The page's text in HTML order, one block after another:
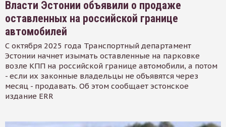
Власти Эстонии объявили о продаже
оставленных на российской границе
автомобилей
С октября 2025 года Транспортный департамент
Эстонии начнет изымать оставленные на парковке
возле КПП на российской границе автомобили, а потом
- если их законные владельцы не объявятся через
месяц - продавать. Об этом сообщает эстонское
издание ERR